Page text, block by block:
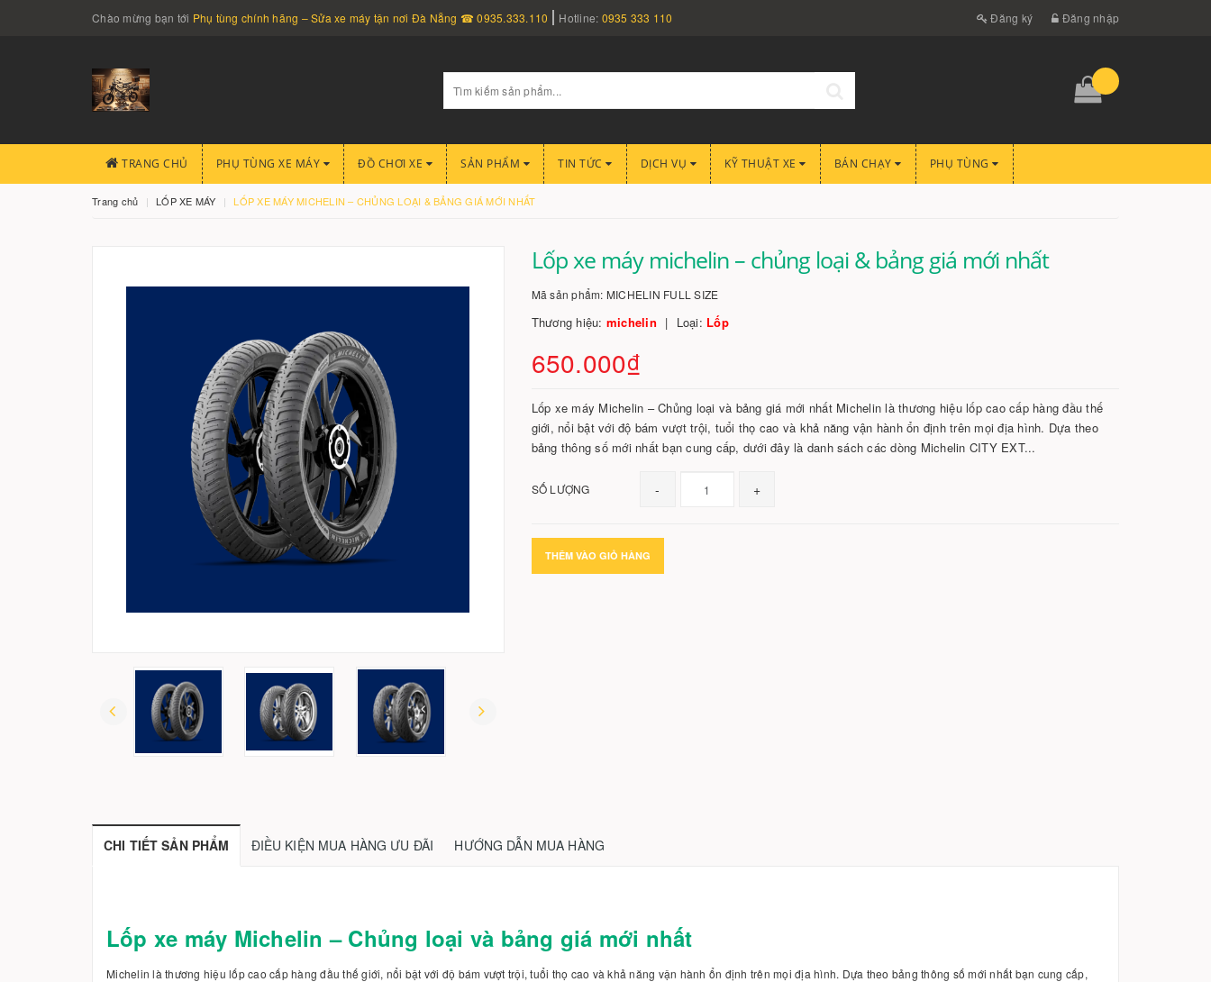
Chào mừng bạn tới Phụ tùng chính hãng – Sửa xe máy tận nơi Đà Nẵng ☎ 0935.333.110 Hotline: 0935 333 110 Đăng ký Đăng nhập
TRANG CHỦ PHỤ TÙNG XE MÁY ĐỒ CHƠI XE SẢN PHẨM TIN TỨC DỊCH VỤ KỸ THUẬT XE BÁN CHẠY PHỤ TÙNG
Trang chủ LỐP XE MÁY LỐP XE MÁY MICHELIN – CHỦNG LOẠI & BẢNG GIÁ MỚI NHẤT
Lốp xe máy michelin – chủng loại & bảng giá mới nhất
Mã sản phẩm: MICHELIN FULL SIZE
Thương hiệu: michelin Loại: Lốp
650.000₫
Lốp xe máy Michelin – Chủng loại và bảng giá mới nhất Michelin là thương hiệu lốp cao cấp hàng đầu thế
giới, nổi bật với độ bám vượt trội, tuổi thọ cao và khả năng vận hành ổn định trên mọi địa hình. Dựa theo
bảng thông số mới nhất bạn cung cấp, dưới đây là danh sách các dòng Michelin CITY EXT...
SỐ LƯỢNG - +
THÊM VÀO GIỎ HÀNG
CHI TIẾT SẢN PHẨM ĐIỀU KIỆN MUA HÀNG ƯU ĐÃI HƯỚNG DẪN MUA HÀNG
Lốp xe máy Michelin – Chủng loại và bảng giá mới nhất
Michelin là thương hiệu lốp cao cấp hàng đầu thế giới, nổi bật với độ bám vượt trội, tuổi thọ cao và khả năng vận hành ổn định trên mọi địa hình. Dựa theo bảng thông số mới nhất bạn cung cấp,